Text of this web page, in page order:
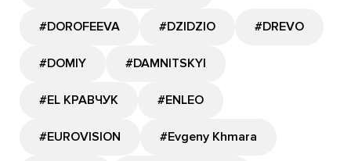
#DOROFEEVA #DZIDZIO #DREVO
#DOMIY #DAMNITSKYI
#EL КРАВЧУК #ENLEO
#EUROVISION #Evgeny Khmara